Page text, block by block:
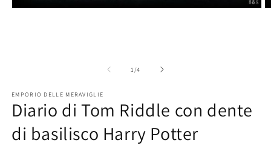
1 /su
4
EMPORIO DELLE MERAVIGLIE
Diario di Tom Riddle con dente
di basilisco Harry Potter